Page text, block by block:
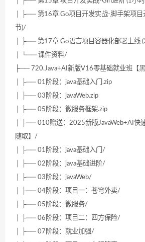
│ ├── 第16章 Go项目开发实战-脚手架项
节)/
│ ├── 第17章 Go语言项目容器化部署上线
│ └── 课件资料/
├── 720.Java+AI新版V16零基础就业班【
│ ├── 01阶段：java基础入门.zip
│ ├── 03阶段：javaWeb.zip
│ ├── 05阶段：微服务框架.zip
│ ├── 010赠送：2025新版JavaWeb+AI快
随取】/
│ ├── 01阶段：java基础入门/
│ ├── 02阶段：java基础进阶/
│ ├── 03阶段：javaWeb/
│ ├── 04阶段：项目一：苍穹外卖/
│ ├── 05阶段：微服务/
│ ├── 06阶段：项目二：四方保险/
│ ├── 07阶段：就业加强/